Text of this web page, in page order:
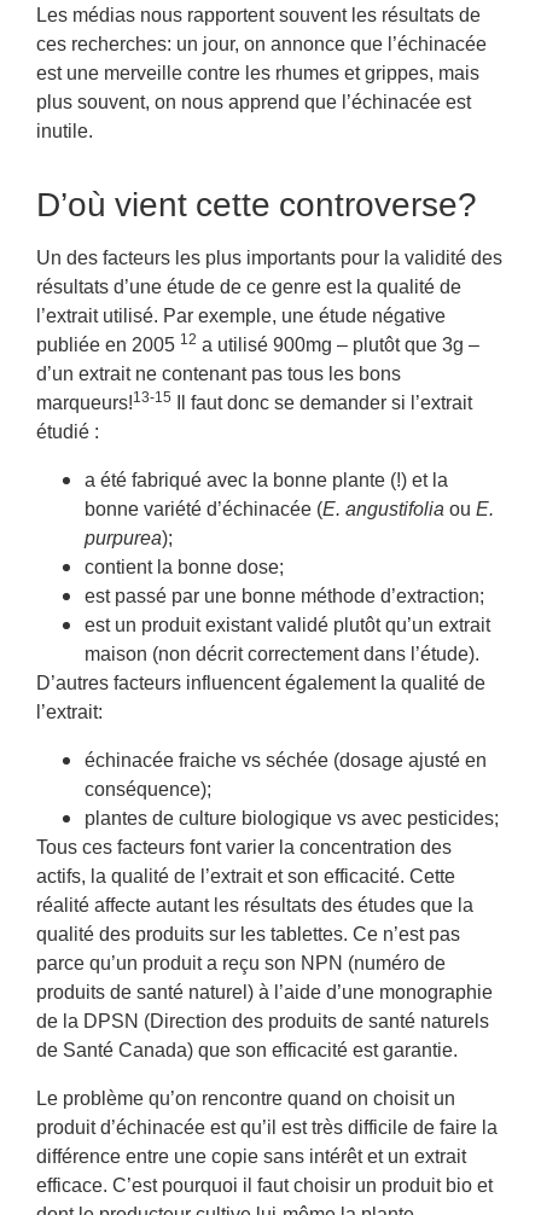
Les médias nous rapportent souvent les résultats de
ces recherches: un jour, on annonce que l’échinacée
est une merveille contre les rhumes et grippes, mais
plus souvent, on nous apprend que l’échinacée est
inutile.
D’où vient cette controverse?
Un des facteurs les plus importants pour la validité des
résultats d’une étude de ce genre est la qualité de
l’extrait utilisé. Par exemple, une étude négative
publiée en 2005 12 a utilisé 900mg – plutôt que 3g –
d’un extrait ne contenant pas tous les bons
marqueurs!13-15 Il faut donc se demander si l’extrait
étudié :
a été fabriqué avec la bonne plante (!) et la
bonne variété d’échinacée (E. angustifoliaou E.
purpurea);
contient la bonne dose;
est passé par une bonne méthode d’extraction;
est un produit existant validé plutôt qu’un extrait
maison (non décrit correctement dans l’étude).
D’autres facteurs influencent également la qualité de
l’extrait:
échinacée fraiche vs séchée (dosage ajusté en
conséquence);
plantes de culture biologique vs avec pesticides;
Tous ces facteurs font varier la concentration des
actifs, la qualité de l’extrait et son efficacité. Cette
réalité affecte autant les résultats des études que la
qualité des produits sur les tablettes. Ce n’est pas
parce qu’un produit a reçu son NPN (numéro de
produits de santé naturel) à l’aide d’une monographie
de la DPSN (Direction des produits de santé naturels
de Santé Canada) que son efficacité est garantie.
Le problème qu’on rencontre quand on choisit un
produit d’échinacée est qu’il est très difficile de faire la
différence entre une copie sans intérêt et un extrait
efficace. C’est pourquoi il faut choisir un produit bio et